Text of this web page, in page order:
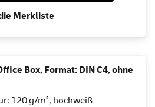
Merkliste
Box, Format: DIN C4, ohne
120 g/m², hochweiß